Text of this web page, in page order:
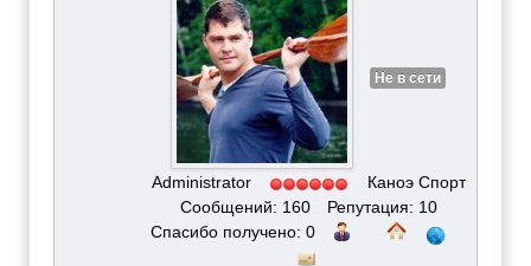
Не в сети
Administrator
Каноэ Спорт
Сообщений: 160
Репутация: 10
Спасибо получено: 0